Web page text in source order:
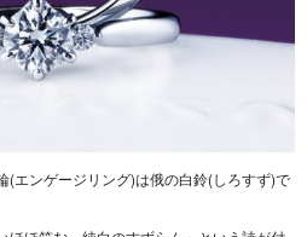
(エンゲージリング)は俄の白鈴(しろすず)で